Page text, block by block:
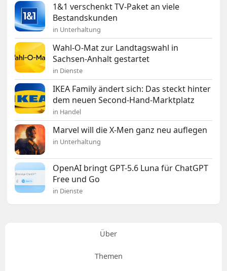
1&1 verschenkt TV-Paket an viele
Bestandskunden
in Unterhaltung
Wahl-O-Mat zur Landtagswahl in
Sachsen-Anhalt gestartet
in Dienste
IKEA Family ändert sich: Das steckt hinter
dem neuen Second-Hand-Marktplatz
in Handel
Marvel will die X-Men ganz neu auflegen
in Unterhaltung
OpenAI bringt GPT-5.6 Luna für ChatGPT
Free und Go
in Dienste
Über
Themen